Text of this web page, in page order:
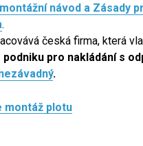
montážní návod a Zásady
.
česká firma, která
pro nakládání s
.